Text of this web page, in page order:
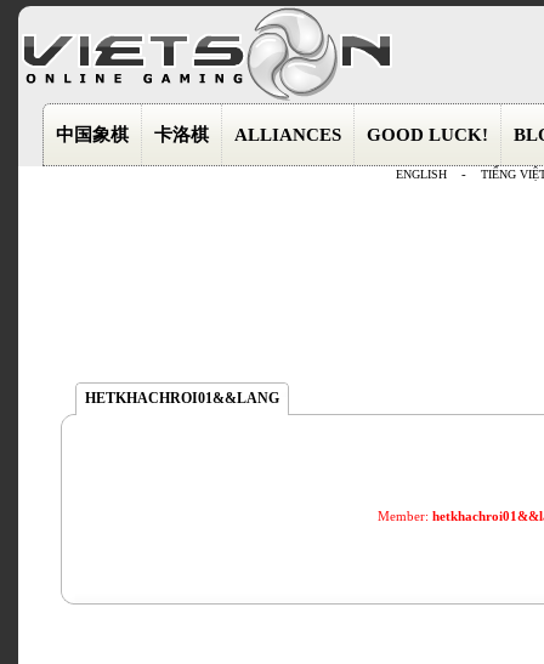
中国象棋 卡洛棋 ALLIANCES GOOD LUCK!
ENGLISH - TIẾNG
HETKHACHROI01&&LANG
Member: